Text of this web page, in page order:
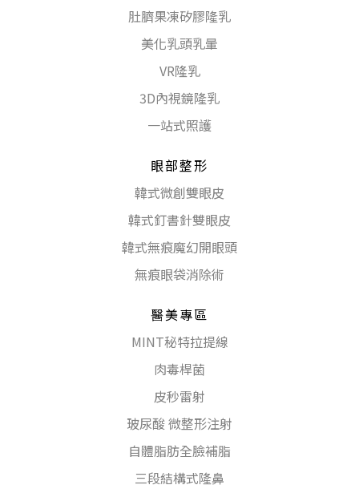
肚臍果凍矽膠隆乳
美化乳頭乳暈
VR隆乳
3D內視鏡隆乳
一站式照護
眼部整形
韓式微創雙眼皮
韓式釘書針雙眼皮
韓式無痕魔幻開眼頭
無痕眼袋消除術
醫美專區
MINT秘特拉提線
肉毒桿菌
皮秒雷射
玻尿酸 微整形注射
自體脂肪全臉補脂
三段結構式隆鼻